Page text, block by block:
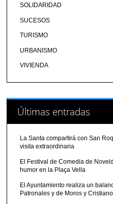
SOLIDARIDAD
SUCESOS
TURISMO
URBANISMO
VIVIENDA
Últimas entradas
La Santa compartirá con San
visita extraordinaria
El Festival de Comedia de
humor en la Plaça Vella
El Ayuntamiento realiza un
Patronales y de Moros y